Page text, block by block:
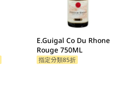
E.Guigal Co Du Rhone
Rouge 750ML
指定分類85折